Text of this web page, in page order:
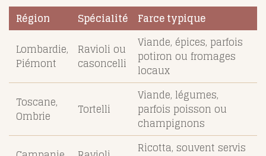
Région
Spécialité
Farce typique
Lombardie,
Piémont
Ravioli ou
casoncelli
Viande, épices, parfois
potiron ou fromages
locaux
Toscane,
Ombrie
Tortelli
Viande, légumes,
parfois poisson ou
champignons
Ricotta, souvent servis